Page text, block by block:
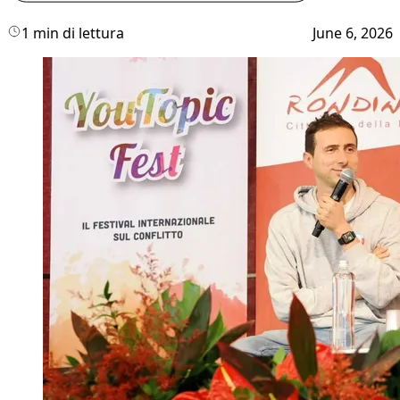
1 min di lettura June 6, 2026